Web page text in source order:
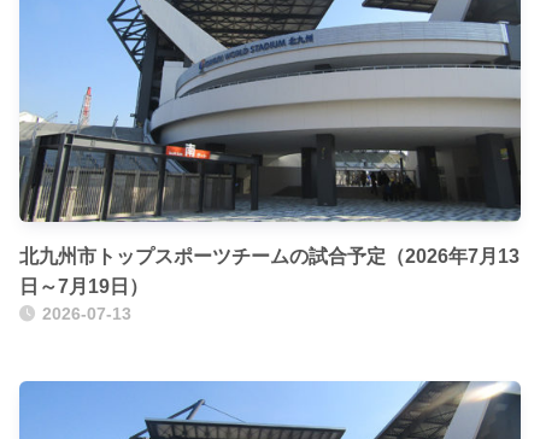
北九州市トップスポーツチームの試合予定（2026年7月13
日～7月19日）
2026-07-13